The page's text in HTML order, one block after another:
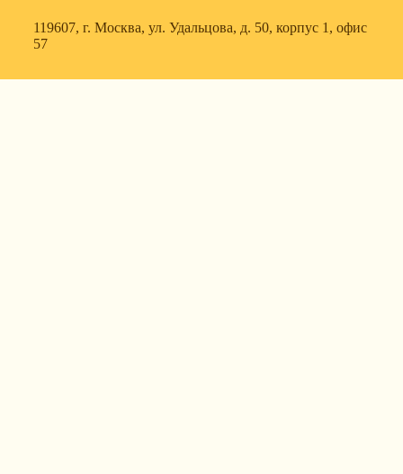
119607, г. Москва, ул. Удальцова, д. 50, корпус 1, офис
57